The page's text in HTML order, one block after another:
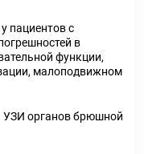
пациентов с
в
функции,
малоподвижном
УЗИ органов брюшной